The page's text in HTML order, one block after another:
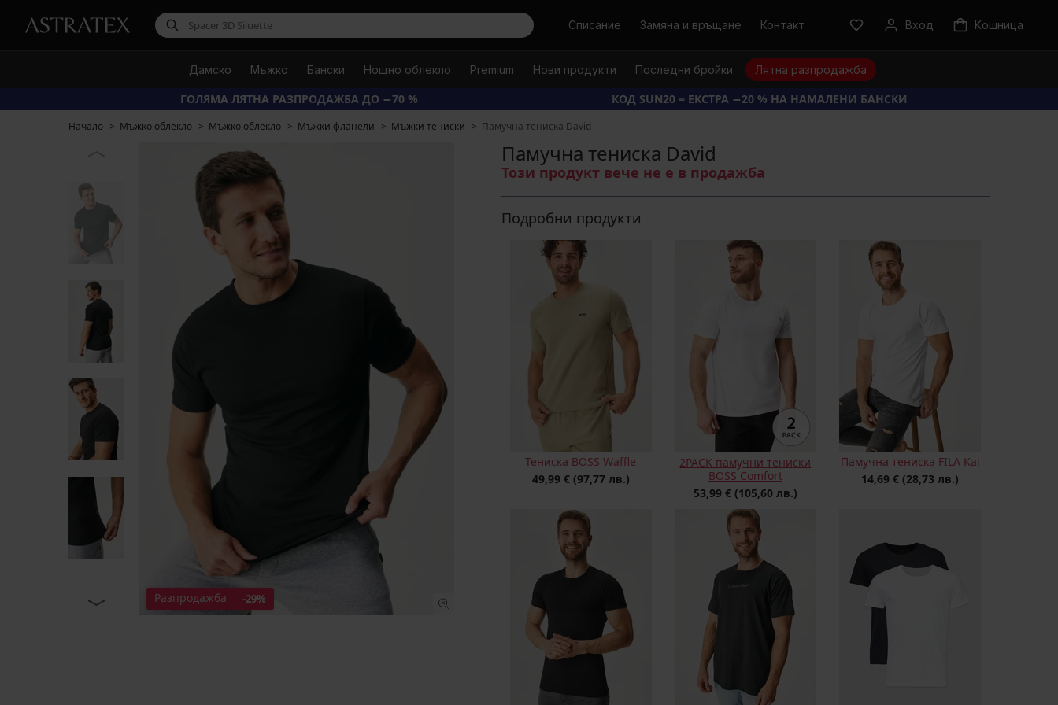
ТърсиСписание Замяна и връщане Контакт Вход Kошница
Дамско Мъжко Бански Нощно облекло Premium Нови продукти Последни бройки Лятна разпродажба
ГОЛЯМА ЛЯТНА РАЗПРОДАЖБА ДО −70 % КОД SUN20 = ЕКСТРА −20 % НА НАМАЛЕНИ БАНСКИ
Начало Мъжко облекло Мъжко облекло Мъжки фланели Мъжки тениски Памучна тениска David
Разпродажба -29%
Памучна тениска David
Този продукт вече не е в продажба
Подробни продукти
Тениска BOSS Waffle
49,99 € (97,77 лв.)
2PACK памучни тениски
BOSS Comfort
53,99 € (105,60 лв.)
Памучна тениска FILA Kai
14,69 € (28,73 лв.)